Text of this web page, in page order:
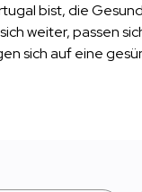
bist, die
weiter, passen
sich auf eine